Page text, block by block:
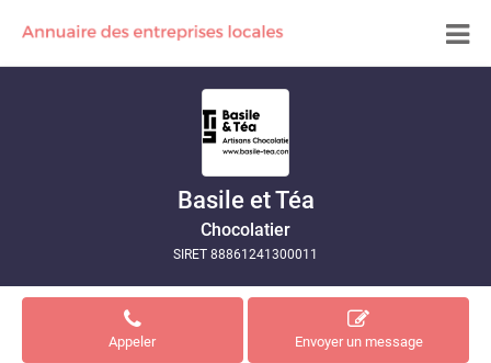
Basile et Téa
Chocolatier
SIRET 88861241300011
Appeler Envoyer un message